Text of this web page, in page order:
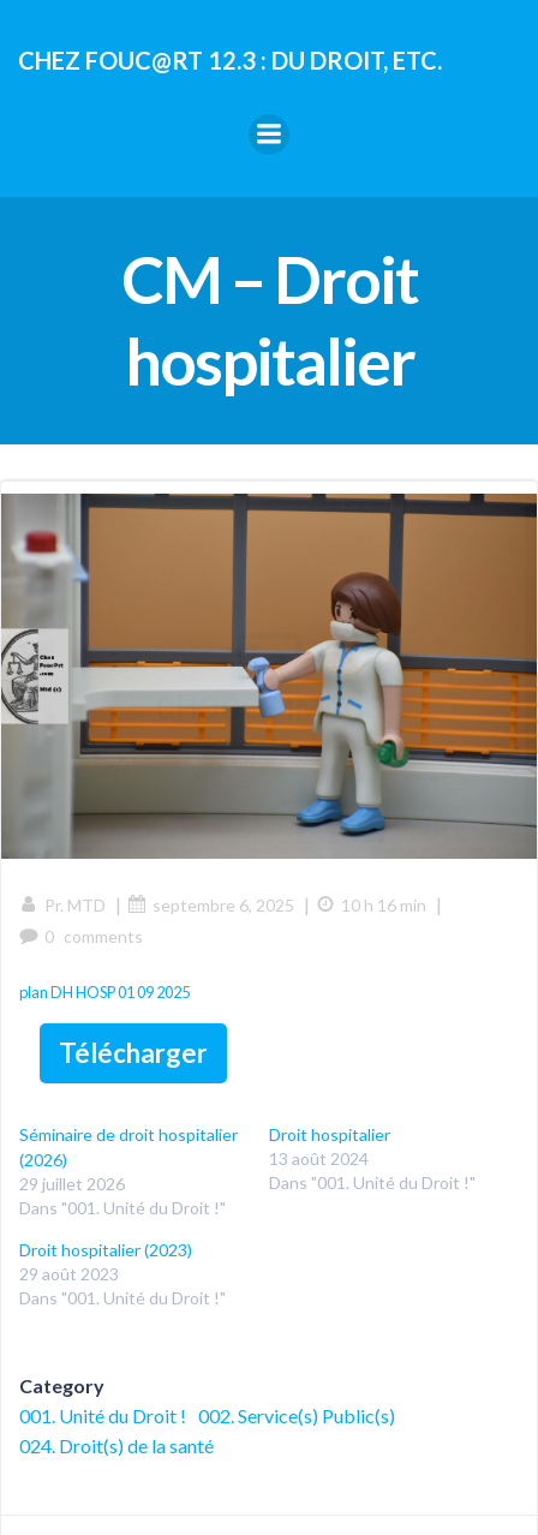
contenu
CHEZ FOUC@RT 12.3 : DU DROIT, ETC.
CM – Droit
hospitalier
Pr. MTD | septembre 6, 2025 | 10 h 16 min |
0 comments
plan DH HOSP 01 09 2025
Télécharger
Séminaire de droit hospitalier
(2026)
29 juillet 2026
Dans "001. Unité du Droit !"
Droit hospitalier
13 août 2024
Dans "001. Unité du Droit !"
Droit hospitalier (2023)
29 août 2023
Dans "001. Unité du Droit !"
Category
001. Unité du Droit ! 002. Service(s) Public(s)
024. Droit(s) de la santé